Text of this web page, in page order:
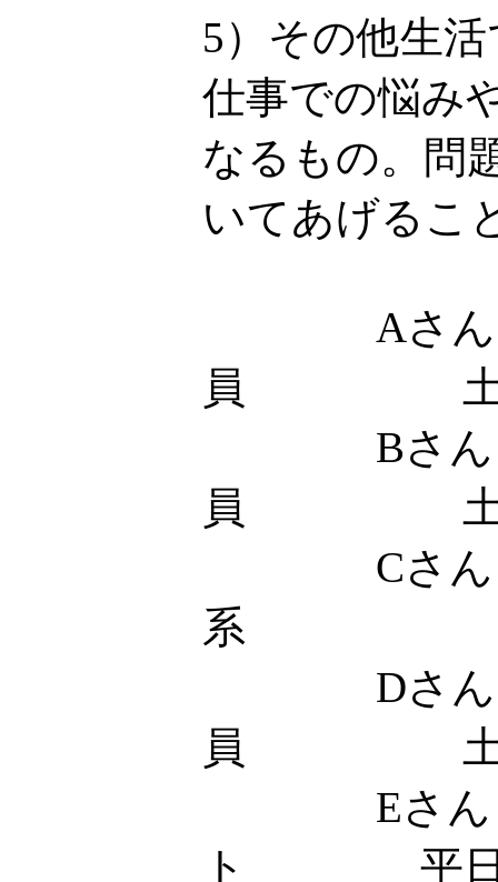
5）その他生
仕事での悩み
なるもの。問
いてあげるこ
Aさん
員 土
Bさん
員
Cさん
系 土
Dさん
員 土
Eさん
ト 平日18